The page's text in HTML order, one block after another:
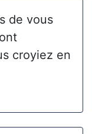
de vous
croyiez en